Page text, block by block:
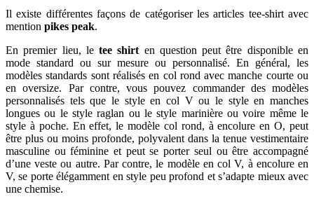
Il existe différentes façons de catégoriser les articles tee-shirt avec
mention pikes peak.
En premier lieu, letee shirt en question peut être disponible en
mode standard ou sur mesure ou personnalisé. En général, les
modèles standards sont réalisés en col rond avec manche courte ou
en oversize. Par contre, vous pouvez commander des modèles
personnalisés tels que le style en col V ou le style en manches
longues ou le style raglan ou le style marinière ou voire même le
style à poche. En effet, le modèle col rond, à encolure en O, peut
être plus ou moins profonde, polyvalent dans la tenue vestimentaire
masculine ou féminine et peut se porter seul ou être accompagné
d’une veste ou autre. Par contre, le modèle en col V, à encolure en
V, se porte élégamment en style peu profond et s’adapte mieux avec
une chemise.